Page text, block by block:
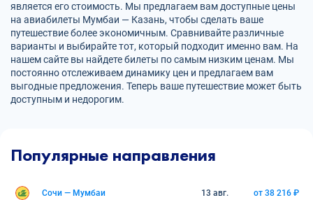
является его стоимость. Мы предлагаем вам доступные цены
на авиабилеты Мумбаи — Казань, чтобы сделать ваше
путешествие более экономичным. Сравнивайте различные
варианты и выбирайте тот, который подходит именно вам. На
нашем сайте вы найдете билеты по самым низким ценам. Мы
постоянно отслеживаем динамику цен и предлагаем вам
выгодные предложения. Теперь ваше путешествие может быть
доступным и недорогим.
Популярные направления
Сочи — Мумбаи 13 авг. от 38 216 ₽